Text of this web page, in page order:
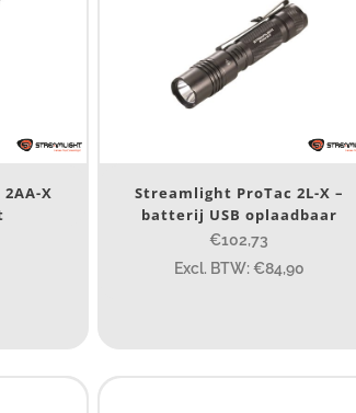
17.45
X
Streamlight ProTac 2L-X –
batterij USB oplaadbaar
€102,73
Excl. BTW: €84,90